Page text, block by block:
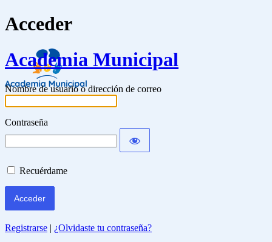
Acceder
Academia Municipal
Nombre de usuario o dirección de correo
Contraseña
Recuérdame
Registrarse | ¿Olvidaste tu contraseña?